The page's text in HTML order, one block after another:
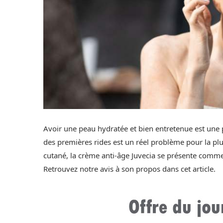
Avoir une peau hydratée et bien entretenue est
des premières rides est un réel problème pour la
cutané, la crème anti-âge Juvecia se présente
Retrouvez notre avis à son propos dans cet article.